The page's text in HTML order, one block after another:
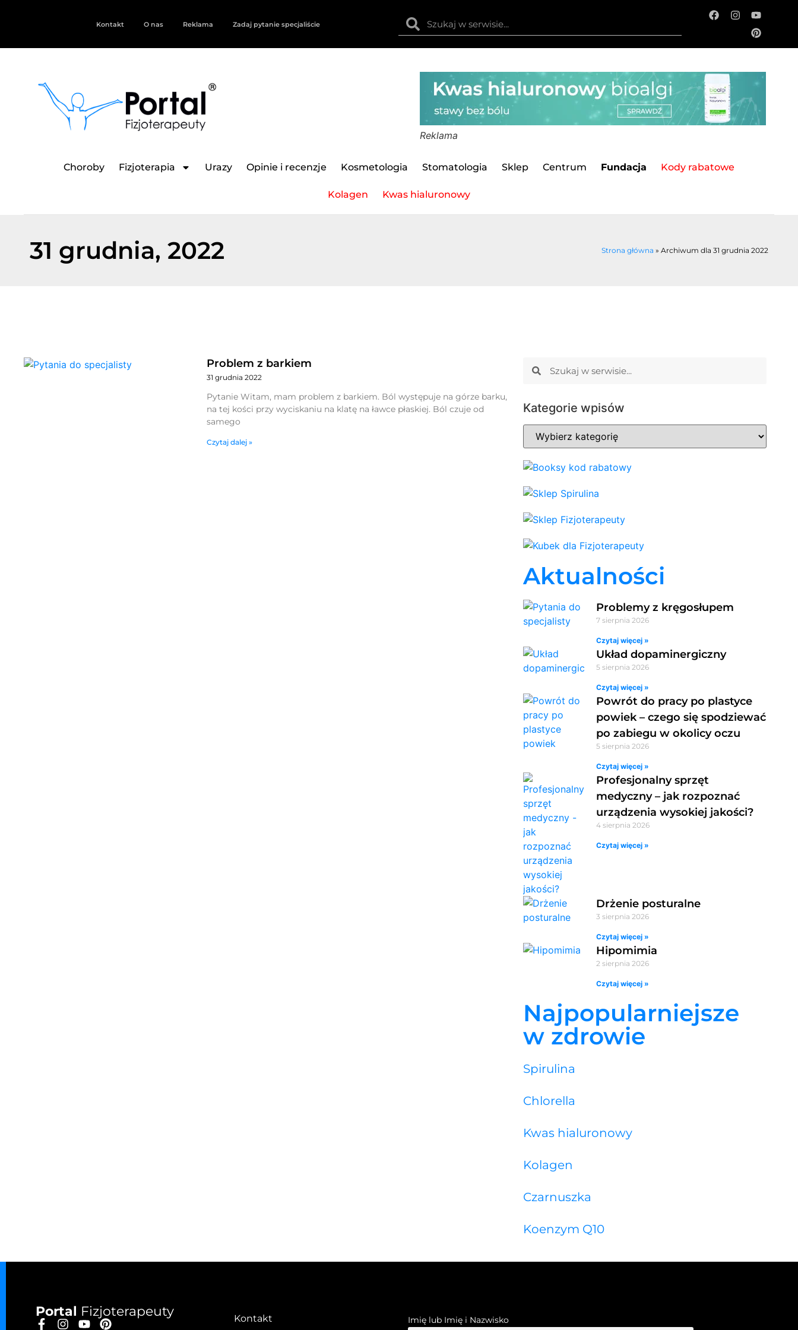
Kontakt O nas Reklama Zadaj pytanie specjaliście
Reklama
Choroby Fizjoterapia Urazy Opinie i recenzje Kosmetologia Stomatologia Sklep Centrum Fundacja Kody rabatowe
Kolagen Kwas hialuronowy
31 grudnia, 2022 Strona główna » Archiwum dla 31 grudnia 2022
Problem z barkiem
31 grudnia 2022
Pytanie Witam, mam problem z barkiem. Ból występuje na górze barku,
na tej kości przy wyciskaniu na klatę na ławce płaskiej. Ból czuje od
samego
Czytaj dalej »
Kategorie wpisów
Aktualności
Problemy z kręgosłupem
7 sierpnia 2026
Czytaj więcej »
Układ dopaminergiczny
5 sierpnia 2026
Czytaj więcej »
Powrót do pracy po plastyce
powiek – czego się spodziewać
po zabiegu w okolicy oczu
5 sierpnia 2026
Czytaj więcej »
Profesjonalny sprzęt
medyczny – jak rozpoznać
urządzenia wysokiej jakości?
4 sierpnia 2026
Czytaj więcej »
Drżenie posturalne
3 sierpnia 2026
Czytaj więcej »
Hipomimia
2 sierpnia 2026
Czytaj więcej »
Najpopularniejsze
w zdrowie
Spirulina
Chlorella
Kwas hialuronowy
Kolagen
Czarnuszka
Koenzym Q10
Portal Fizjoterapeuty Kontakt Imię lub Imię i Nazwisko